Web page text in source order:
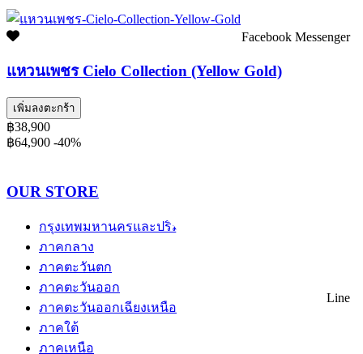
แหวนเพชร Cielo Collection (Yellow Gold)
เพิ่มลงตะกร้า
฿38,900
฿64,900 -40%
OUR STORE
กรุงเทพมหานครและปริมณฑล
ภาคกลาง
ภาคตะวันตก
ภาคตะวันออก
ภาคตะวันออกเฉียงเหนือ
ภาคใต้
ภาคเหนือ
Facebook Messenger
Line